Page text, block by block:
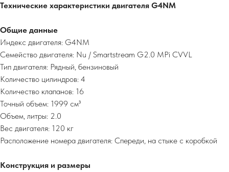
Технические характеристики двигателя G4NM
Общие данные
Индекс двигателя: G4NM
Семейство двигателя: Nu / Smartstream G2.0 MPi CVVL
Тип двигателя: Рядный, бензиновый
Количество цилиндров: 4
Количество клапанов: 16
Точный объем: 1999 см³
Объем, литры: 2.0
Вес двигателя: 120 кг
Расположение номера двигателя: Спереди, на стыке с коробкой
Конструкция и размеры